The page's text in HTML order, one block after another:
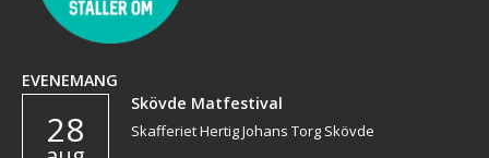
EVENEMANG
28
Skövde Matfestival
Skafferiet Hertig Johans Torg Skövde